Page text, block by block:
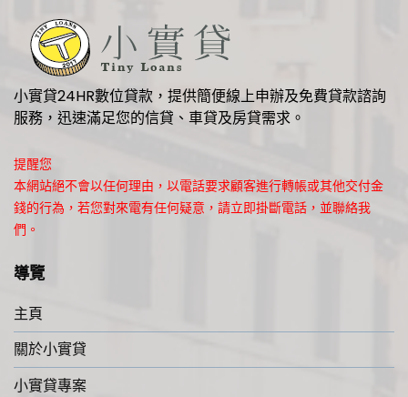
小實貸24HR數位貸款，提供簡便線上申辦及免費貸款諮詢
服務，迅速滿足您的信貸、車貸及房貸需求。
提醒您
本網站絕不會以任何理由，以電話要求顧客進行轉帳或其他交付金
錢的行為，若您對來電有任何疑意，請立即掛斷電話，並聯絡我
們。
導覽
主頁
關於小實貸
小實貸專案